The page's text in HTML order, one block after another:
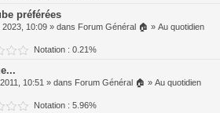
préférées
10:09 » dans Forum Général 🏠 » Au quotidien
Notation : 0.21%
10:51 » dans Forum Général 🏠 » Au quotidien
Notation : 5.96%